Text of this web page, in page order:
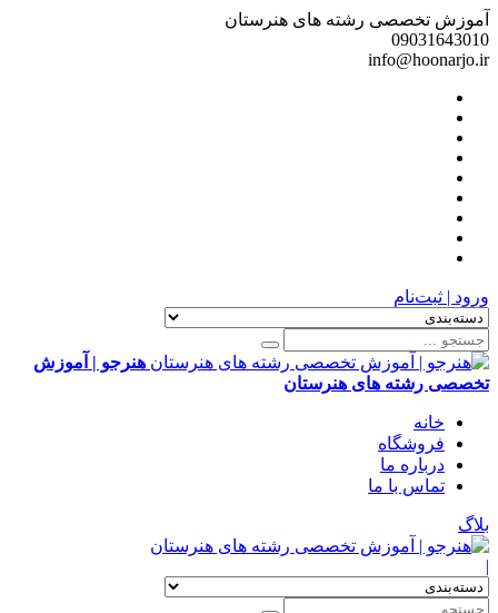
آموزش تخصصی رشته های هنرستان
09031643010
info@hoonarjo.ir
ورود | ثبت‌نام
هنرجو | آموزش
تخصصی رشته های هنرستان
خانه
فروشگاه
درباره ما
تماس با ما
بلاگ
|